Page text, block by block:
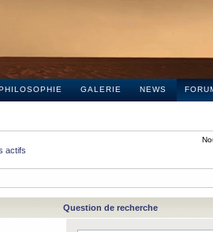
GALERIE NEWS
actifs
Question de recherche